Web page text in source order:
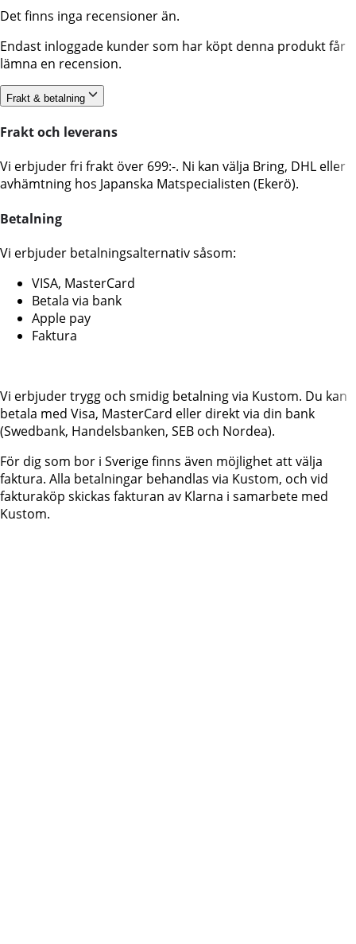
Det finns inga recensioner än.
Endast inloggade kunder som har köpt denna produkt får
lämna en recension.
Frakt & betalning
Frakt och leverans
Vi erbjuder fri frakt över 699:-. Ni kan välja Bring, DHL eller
avhämtning hos Japanska Matspecialisten (Ekerö).
Betalning
Vi erbjuder betalningsalternativ såsom:
VISA, MasterCard
Betala via bank
Apple pay
Faktura
Vi erbjuder trygg och smidig betalning via Kustom. Du kan
betala med Visa, MasterCard eller direkt via din bank
(Swedbank, Handelsbanken, SEB och Nordea).
För dig som bor i Sverige finns även möjlighet att välja
faktura. Alla betalningar behandlas via Kustom, och vid
fakturaköp skickas fakturan av Klarna i samarbete med
Kustom.